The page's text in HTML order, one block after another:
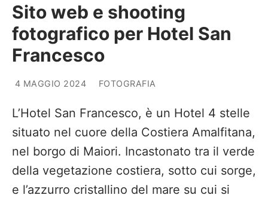
Sito web e shooting
fotografico per Hotel San
Francesco
4 MAGGIO 2024 FOTOGRAFIA
L’Hotel San Francesco, è un Hotel 4 stelle
situato nel cuore della Costiera Amalfitana,
nel borgo di Maiori. Incastonato tra il verde
della vegetazione costiera, sotto cui sorge,
e l’azzurro cristallino del mare su cui si